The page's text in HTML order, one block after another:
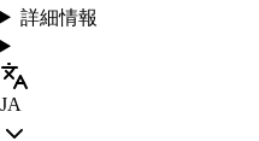
詳細情報
JA